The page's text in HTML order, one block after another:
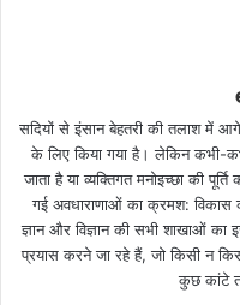
सदियों से इंसान बेहतरी की तलाश में आगे
के लिए किया गया है। लेकिन कभी-
जाता है या व्यक्तिगत मनोइच्छा की
गई अवधाराणाओं का क्रमश: विकास
ज्ञान और विज्ञान की सभी शाखाओं
प्रयास करने जा रहे हैं, जो किसी न
कुछ कांटे